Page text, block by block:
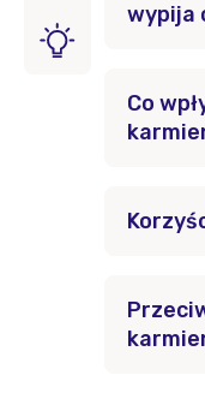
wypija
Co